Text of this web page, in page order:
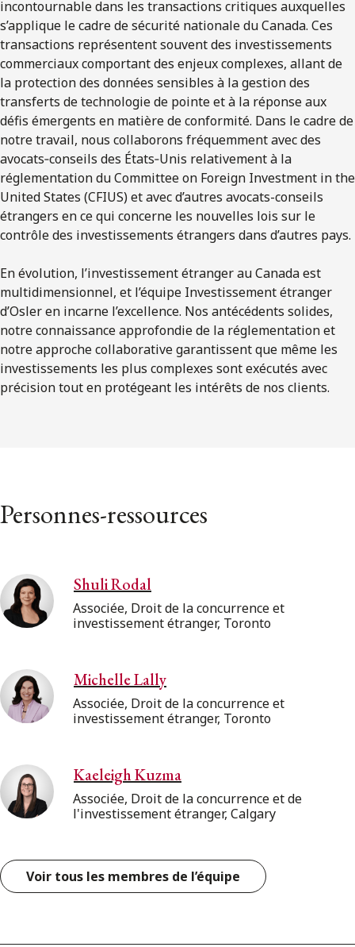
incontournable dans les transactions critiques auxquelles
s’applique le cadre de sécurité nationale du Canada. Ces
transactions représentent souvent des investissements
commerciaux comportant des enjeux complexes, allant de
la protection des données sensibles à la gestion des
transferts de technologie de pointe et à la réponse aux
défis émergents en matière de conformité. Dans le cadre de
notre travail, nous collaborons fréquemment avec des
avocats‑conseils des États‑Unis relativement à la
réglementation du Committee on Foreign Investment in the
United States (CFIUS) et avec d’autres avocats-conseils
étrangers en ce qui concerne les nouvelles lois sur le
contrôle des investissements étrangers dans d’autres pays.
En évolution, l’investissement étranger au Canada est
multidimensionnel, et l’équipe Investissement étranger
d’Osler en incarne l’excellence. Nos antécédents solides,
notre connaissance approfondie de la réglementation et
notre approche collaborative garantissent que même les
investissements les plus complexes sont exécutés avec
précision tout en protégeant les intérêts de nos clients.
Personnes-ressources
Shuli Rodal
Associée, Droit de la concurrence et
investissement étranger, Toronto
Michelle Lally
Associée, Droit de la concurrence et
investissement étranger, Toronto
Kaeleigh Kuzma
Associée, Droit de la concurrence et de
l'investissement étranger, Calgary
Voir tous les membres de l’équipe